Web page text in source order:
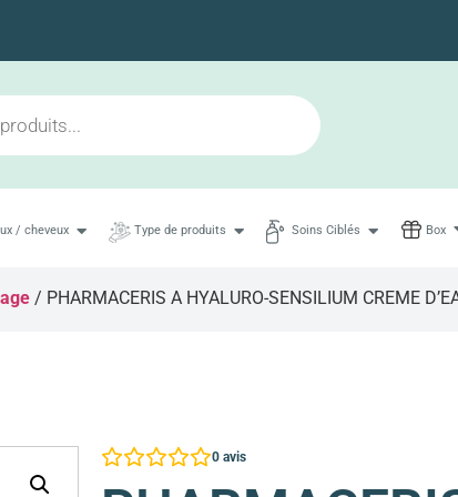
/ cheveux Type de produits Soins Ciblés Box
/ PHARMACERIS A HYALURO-SENSILIUM CREME
0 avis